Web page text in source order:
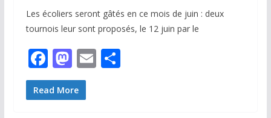
Les écoliers seront gâtés en ce mois de juin : deux
tournois leur sont proposés, le 12 juin par le
F
ac
e
M
as
to
E P
Read More